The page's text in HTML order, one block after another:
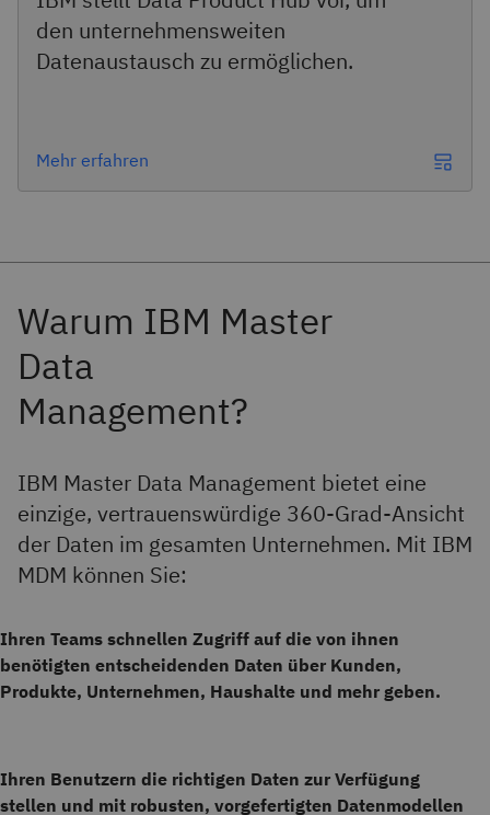
den unternehmensweiten
Datenaustausch zu ermöglichen.
Mehr erfahren
IBM Master Data Management bietet eine
einzige, vertrauenswürdige 360-Grad-Ansicht
der Daten im gesamten Unternehmen. Mit IBM
MDM können Sie:
Ihren Teams schnellen Zugriff auf die von ihnen
benötigten entscheidenden Daten über Kunden,
Produkte, Unternehmen, Haushalte und mehr geben.
Ihren Benutzern die richtigen Daten zur Verfügung
stellen und mit robusten, vorgefertigten Datenmodellen